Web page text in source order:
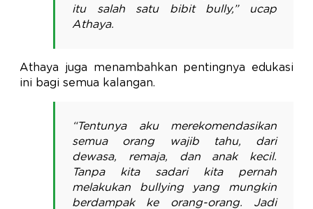
itu salah satu bibit bully,” ucap
Athaya.
Athaya juga menambahkan pentingnya edukasi
ini bagi semua kalangan.
“Tentunya aku merekomendasikan
semua orang wajib tahu, dari
dewasa, remaja, dan anak kecil.
Tanpa kita sadari kita pernah
melakukan bullying yang mungkin
berdampak ke orang-orang. Jadi